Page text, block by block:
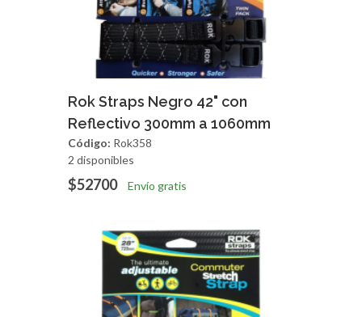
Agregar Vista Rapida
Rok Straps Negro 42" con
Reflectivo 300mm a 1060mm
Código: Rok358
2 disponibles
$52700 Envío gratis